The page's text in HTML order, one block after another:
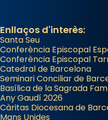
Enllaços d'interès:
Santa Seu
Conferència Episcopal
Conferència Episcopal
Catedral de Barcelona
Seminari Conciliar de
Basílica de la Sagrada
Any Gaudí 2026
Càritas Diocesana de
Mans Unides